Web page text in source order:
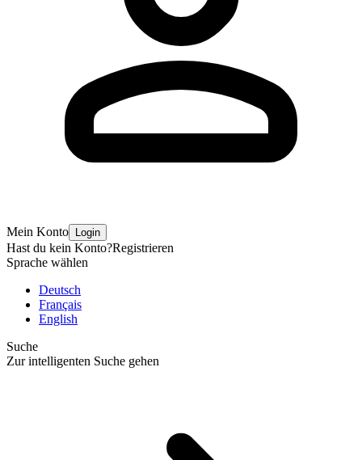
Mein Konto Login
Hast du kein Konto?Registrieren
Sprache wählen
Deutsch
Français
English
Suche
Zur intelligenten Suche gehen